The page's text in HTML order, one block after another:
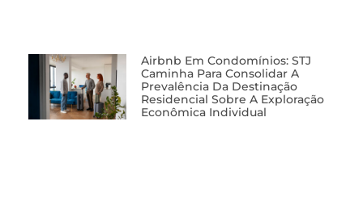
Airbnb Em Condomínios: STJ
Caminha Para Consolidar A
Prevalência Da Destinação
Residencial Sobre A Exploração
Econômica Individual